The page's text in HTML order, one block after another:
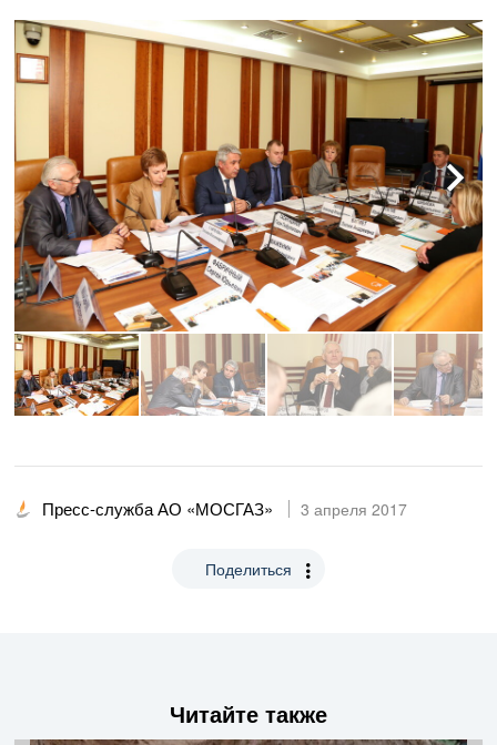
Пресс-служба АО «МОСГАЗ» 3 апреля 2017
Поделиться
Читайте также